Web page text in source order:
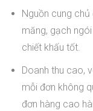
Nguồn cung
măng, gạch
chiết khấu tốt.
Doanh thu cao,
mỗi đơn không
đơn hàng cao